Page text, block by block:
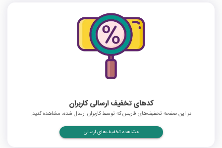
کدهای تخفیف ارسالی کاربران
در این صفحه تخفیف‌های فاریس که توسط کاربران ارسال شده، مشاهده کنید.
مشاهده تخفیف‌های ارسالی